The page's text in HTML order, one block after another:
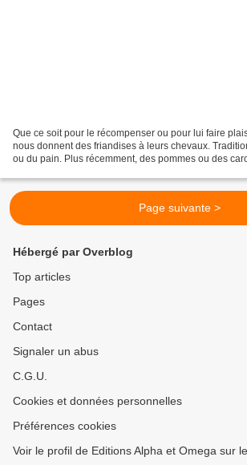
Que ce soit pour le récompenser ou pour lui faire
nous donnent des friandises à leurs chevaux.
ou du pain. Plus récemment, des pommes ou des
Page suivante >
Hébergé par Overblog
Top articles
Pages
Contact
Signaler un abus
C.G.U.
Cookies et données personnelles
Préférences cookies
Voir le profil de Editions Alpha et Omega sur